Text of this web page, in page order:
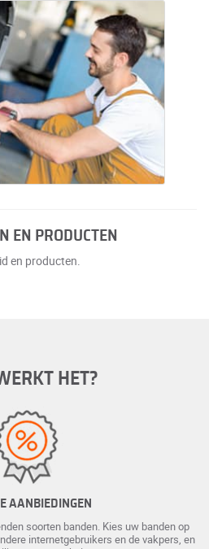
EN PRODUCTEN
en producten.
HET?
AANBIEDINGEN
soorten banden. Kies uw banden op
internetgebruikers en de vakpers, en